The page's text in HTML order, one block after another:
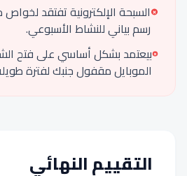
رسم بياني للنشاط الأسبوعي.
بيعتمد بشكل أساسي على فتح
الموبايل مقفول جنبك لفترة
التقييم النهائي